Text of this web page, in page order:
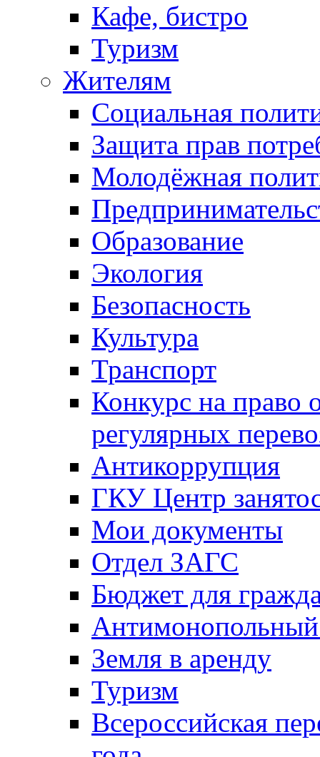
Кафе, бистро
Туризм
Жителям
Социальная
Защита прав
Молодёжная
Образование
Экология
Безопасность
Культура
Транспорт
Конкурс на право
регулярных
Антикоррупция
ГКУ Центр
Мои документы
Отдел ЗАГС
Бюджет для
Антимонопольный
Земля в аренду
Туризм
Всероссийская